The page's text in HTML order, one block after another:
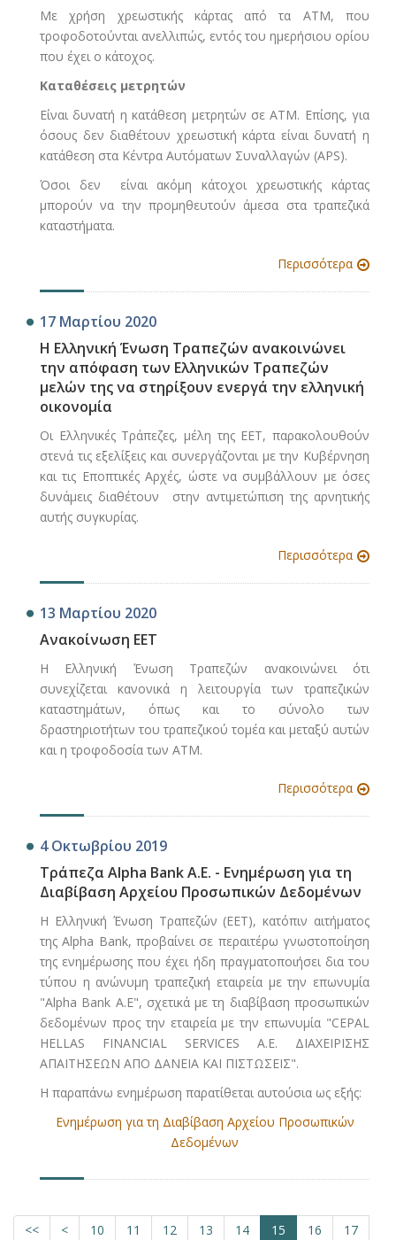
Με χρήση χρεωστικής κάρτας από τα ΑΤΜ, που
τροφοδοτούνται ανελλιπώς, εντός του ημερήσιου ορίου
που έχει ο κάτοχος.
Καταθέσεις μετρητών
Είναι δυνατή η κατάθεση μετρητών σε ΑΤΜ. Επίσης, για
όσους δεν διαθέτουν χρεωστική κάρτα είναι δυνατή η
κατάθεση στα Κέντρα Αυτόματων Συναλλαγών (APS).
Όσοι δεν είναι ακόμη κάτοχοι χρεωστικής κάρτας
μπορούν να την προμηθευτούν άμεσα στα τραπεζικά
καταστήματα.
Περισσότερα
17 Μαρτίου 2020
H Ελληνική Ένωση Τραπεζών ανακοινώνει
την απόφαση των Ελληνικών Τραπεζών
μελών της να στηρίξουν ενεργά την ελληνική
οικονομία
Οι Ελληνικές Τράπεζες, μέλη της ΕΕΤ, παρακολουθούν
στενά τις εξελίξεις και συνεργάζονται με την Κυβέρνηση
και τις Εποπτικές Αρχές, ώστε να συμβάλλουν με όσες
δυνάμεις διαθέτουν στην αντιμετώπιση της αρνητικής
αυτής συγκυρίας.
Περισσότερα
13 Μαρτίου 2020
Ανακοίνωση ΕΕΤ
Η Ελληνική Ένωση Τραπεζών ανακοινώνει ότι
συνεχίζεται κανονικά η λειτουργία των τραπεζικών
καταστημάτων, όπως και το σύνολο των
δραστηριοτήτων του τραπεζικού τομέα και μεταξύ αυτών
και η τροφοδοσία των ΑΤΜ.
Περισσότερα
4 Οκτωβρίου 2019
Τράπεζα Alpha Bank A.E. - Ενημέρωση για τη
Διαβίβαση Αρχείου Προσωπικών Δεδομένων
Η Ελληνική Ένωση Τραπεζών (ΕΕΤ), κατόπιν αιτήματος
της Alpha Bank, προβαίνει σε περαιτέρω γνωστοποίηση
της ενημέρωσης που έχει ήδη πραγματοποιήσει δια του
τύπου η ανώνυμη τραπεζική εταιρεία με την επωνυμία
"Alpha Bank A.E", σχετικά με τη διαβίβαση προσωπικών
δεδομένων προς την εταιρεία με την επωνυμία "CEPAL
HELLAS FINANCIAL SERVICES A.E. ΔΙΑΧΕΙΡΙΣΗΣ
ΑΠΑΙΤΗΣΕΩΝ ΑΠΟ ΔΑΝΕΙΑ ΚΑΙ ΠΙΣΤΩΣΕΙΣ".
Η παραπάνω ενημέρωση παρατίθεται αυτούσια ως εξής:
Ενημέρωση για τη Διαβίβαση Αρχείου Προσωπικών
Δεδομένων
<< < 10 11 12 13 14 15 16
17